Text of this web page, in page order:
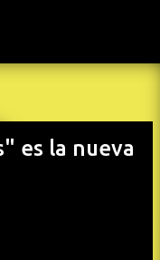
es la nueva